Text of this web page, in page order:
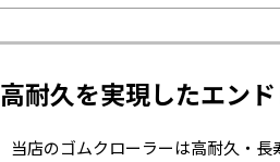
高耐久を実現したエン
当店のゴムクローラーは高耐久・